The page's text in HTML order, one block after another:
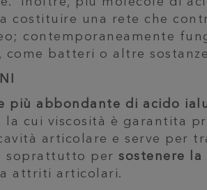
costituire una rete che
contemporaneamente
come batteri o altre
più abbondante di acido
la cui viscosità è garantita
articolare e serve per
soprattutto persostenere
attriti articolari.